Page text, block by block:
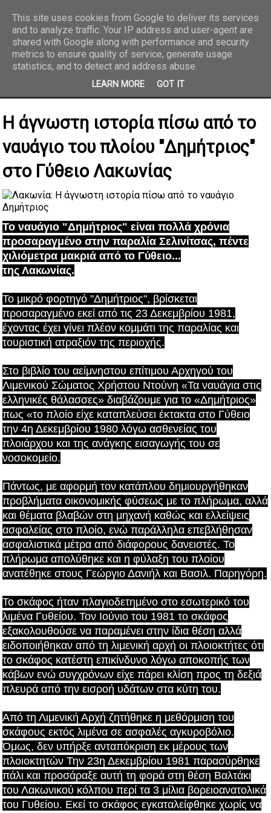
REPORTAZ NET
Η άγνωστη ιστορία πίσω από το
ναυάγιο του πλοίου "Δημήτριος"
στο Γύθειο Λακωνίας
Το ναυάγιο "Δημήτριος" είναι πολλά χρόνια
προσαραγμένο στην παραλία Σελινίτσας, πέντε
χιλιόμετρα μακριά από το Γύθειο...
της Λακωνίας.
Το μικρό φορτηγό "Δημήτριος", βρίσκεται
προσαραγμένο εκεί από τις 23 Δεκεμβρίου 1981,
έχοντας έχει γίνει πλέον κομμάτι της παραλίας και
τουριστική ατραξιόν της περιοχής.
Στο βιβλίο του αείμνηστου επίτιμου Αρχηγού του
Λιμενικού Σώματος Χρήστου Ντούνη «Τα ναυάγια στις
ελληνικές θάλασσες» διαβάζουμε για το «Δημήτριος»
πως «το πλοίο είχε καταπλεύσει έκτακτα στο Γύθειο
την 4η Δεκεμβρίου 1980 λόγω ασθενείας του
πλοιάρχου και της ανάγκης εισαγωγής του σε
νοσοκομείο.
Πάντως, με αφορμή τον κατάπλου δημιουργήθηκαν
προβλήματα οικονομικής φύσεως με το πλήρωμα, αλλά
και θέματα βλαβών στη μηχανή καθώς και ελλείψεις
ασφαλείας στο πλοίο, ενώ παράλληλα επεβλήθησαν
ασφαλιστικά μέτρα από διάφορους δανειστές. Το
πλήρωμα απολύθηκε και η φύλαξη του πλοίου
ανατέθηκε στους Γεώργιο Δανιήλ και Βασιλ. Παρηγόρη.
Το σκάφος ήταν πλαγιοδετημένο στο εσωτερικό του
λιμένα Γυθείου. Τον Ιούνιο του 1981 το σκάφος
εξακολουθούσε να παραμένει στην ίδια θέση αλλά
ειδοποιήθηκαν από τη λιμενική αρχή οι πλοιοκτήτες ότι
το σκάφος κατέστη επικίνδυνο λόγω αποκοπής των
κάβων ενώ συγχρόνων είχε πάρει κλίση προς τη δεξιά
πλευρά από την εισροή υδάτων στα κύτη του.
Από τη Λιμενική Αρχή ζητήθηκε η μεθόρμιση του
σκάφους εκτός λιμένα σε ασφαλές αγκυροβόλιο.
Όμως, δεν υπήρξε ανταπόκριση εκ μέρους των
πλοιοκτητών Την 23η Δεκεμβρίου 1981 παρασύρθηκε
πάλι και προσάραξε αυτή τη φορά στη θέση Βαλτάκι
του Λακωνικού κόλπου περί τα 3 μίλια βορειοανατολικά
του Γυθείου. Εκεί το σκάφος εγκαταλείφθηκε χωρίς να
This site uses cookies from Google to deliver its services
and to analyze traffic. Your IP address and user-agent are
shared with Google along with performance and security
metrics to ensure quality of service, generate usage
statistics, and to detect and address abuse.
LEARN MORE GOT IT